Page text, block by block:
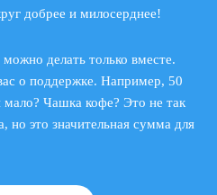
добрее и милосерднее!
делать только вместе.
о поддержке. Например, 50
мало? Чашка кофе? Это не так
но это значительная сумма для